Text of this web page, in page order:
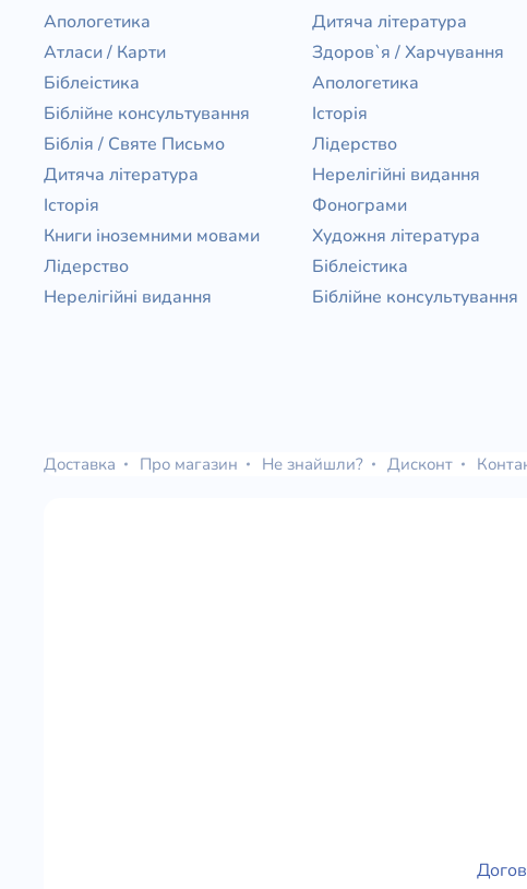
Апологетика
Атласи / Карти
Біблеістика
Біблійне консультування
Біблія / Святе Письмо
Дитяча література
Історія
Книги іноземними мовами
Лідерство
Нерелігійні видання
Дитяча література
Здоров`я / Харчування
Апологетика
Історія
Лідерство
Нерелігійні видання
Фонограми
Художня література
Біблеістика
Біблійне консультування
Доставка Про магазин Не знайшли? Дисконт